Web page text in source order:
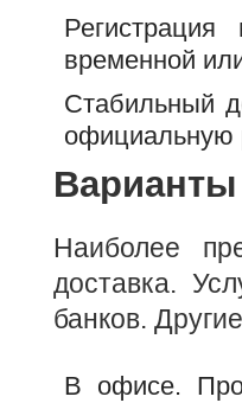
временной
Стабильный
официальную
Наиболее
доставка.
банков.
В офисе.